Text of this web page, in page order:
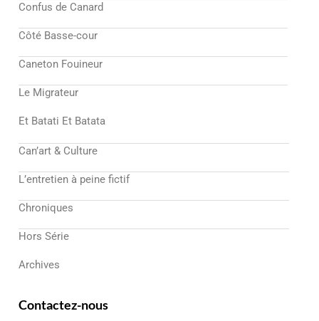
Confus de Canard
Côté Basse-cour
Caneton Fouineur
Le Migrateur
Et Batati Et Batata
Can’art & Culture
L’entretien à peine fictif
Chroniques
Hors Série
Archives
Contactez-nous